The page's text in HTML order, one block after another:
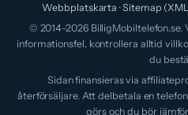
Webbplatskarta Sitemap
© 2014-2026 BilligMobiltelefon.se.
informationsfel, kontrollera alltid
du
Sidan finansieras via
återförsäljare. Att delbetala en
görs och du bör